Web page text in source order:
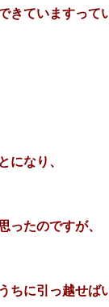
きていますって
になり、
ったのですが、
ちに引っ越せば